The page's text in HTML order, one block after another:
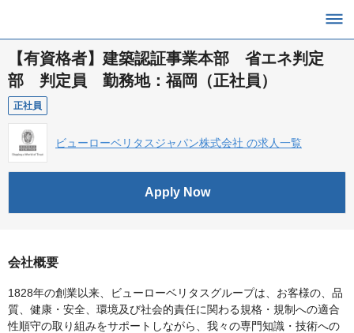
【有資格者】建築認証事業本部 省エネ判定
部 判定員 勤務地：福岡（正社員）
正社員
ビューローベリタスジャパン株式会社 の求人一覧
Apply Now
会社概要
1828年の創業以来、ビューローベリタスグループは、お客様の、品
質、健康・安全、環境及び社会的責任に関わる規格・規制への適合
性順守の取り組みをサポートしながら、我々の専門知識・技術への